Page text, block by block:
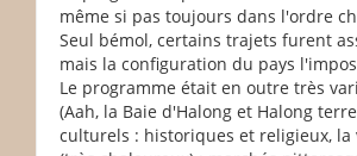
même si pas toujours dans l'ordre
Seul bémol, certains trajets furent
mais la configuration du pays
Le programme était en outre très
(Aah, la Baie d'Halong et Halong
culturels : historiques et religieux, la